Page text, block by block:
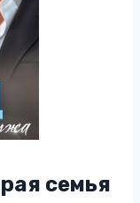
семья